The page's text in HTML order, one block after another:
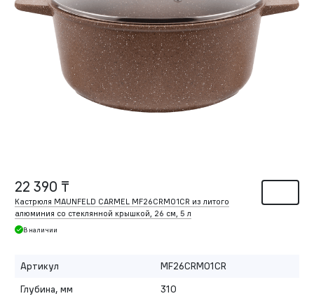
22 390 ₸
Кастрюля MAUNFELD CARMEL MF26CRM01CR из литого
алюминия со стеклянной крышкой, 26 см, 5 л
В наличии
Артикул
MF26CRM01CR
Глубина, мм
310